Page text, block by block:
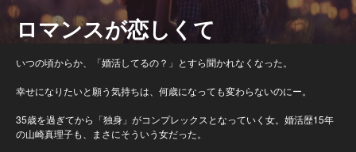
ロマンスが恋しくて
いつの頃からか、「婚活してるの？」とすら聞かれなくなった。
幸せになりたいと願う気持ちは、何歳になっても変わらないのにー。
35歳を過ぎてから「独身」がコンプレックスとなっていく女。婚活歴15年
の山崎真理子も、まさにそういう女だった。